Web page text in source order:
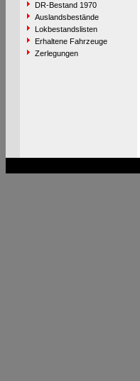
DR-Bestand 1970
Auslandsbestände
Lokbestandslisten
Erhaltene Fahrzeuge
Zerlegungen